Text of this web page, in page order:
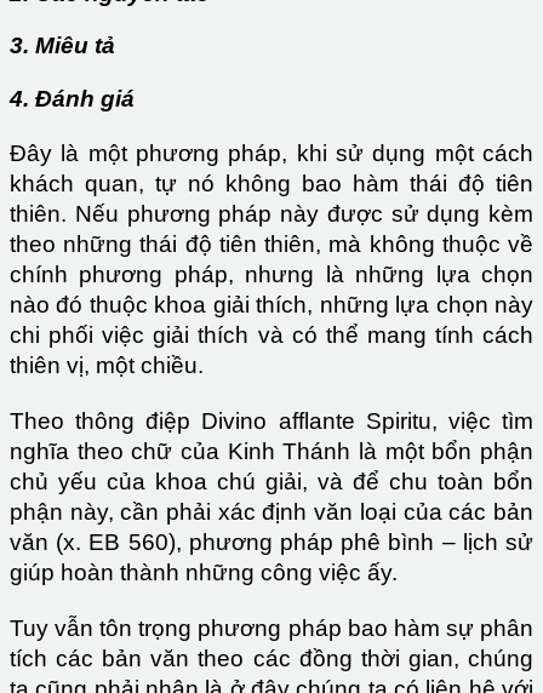
3. Miêu tả
4. Đánh giá
Đây là một phương pháp, khi sử dụng một cách
khách quan, tự nó không bao hàm thái độ tiên
thiên. Nếu phương pháp này được sử dụng kèm
theo những thái độ tiên thiên, mà không thuộc về
chính phương pháp, nhưng là những lựa chọn
nào đó thuộc khoa giải thích, những lựa chọn này
chi phối việc giải thích và có thể mang tính cách
thiên vị, một chiều.
Theo thông điệp Divino afflante Spiritu, việc tìm
nghĩa theo chữ của Kinh Thánh là một bổn phận
chủ yếu của khoa chú giải, và để chu toàn bổn
phận này, cần phải xác định văn loại của các bản
văn (x. EB 560), phương pháp phê bình – lịch sử
giúp hoàn thành những công việc ấy.
Tuy vẫn tôn trọng phương pháp bao hàm sự phân
tích các bản văn theo các đồng thời gian, chúng